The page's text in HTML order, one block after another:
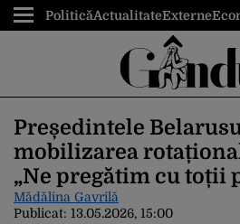
PoliticăActualitateExterne
Președintele
mobilizarea
„Ne pregătim cu toții
Mădălina Gavrilă
Publicat: 13.05.2026, 15:00